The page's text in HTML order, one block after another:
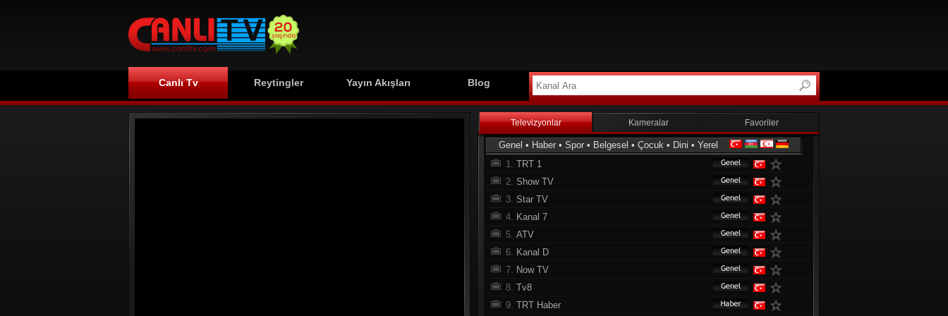
Canlı Tv Reytingler Yayın Akışları Blog
Televizyonlar Kameralar Favoriler
Genel • Haber • Spor • Belgesel • Çocuk • Dini • Yerel
1. TRT 1
2. Show TV
3. Star TV
4. Kanal 7
5. ATV
6. Kanal D
7. Now TV
8. Tv8
9. TRT Haber